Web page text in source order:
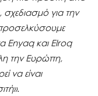
σχεδιασμό για την
Enyaq και Elroq
την Ευρώπη,
να είναι
.